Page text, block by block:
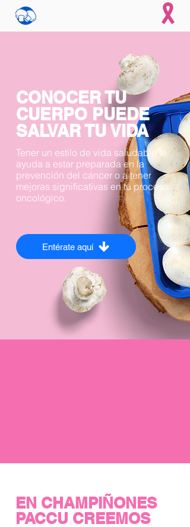
CONOCER TU
CUERPO PUEDE
SALVAR TU VIDA
Tener un estilo de vida saludable te
ayuda a estar preparada en la
prevención del cáncer o a tener
mejoras significativas en tu proceso
oncológico.
Entérate aquí
EN CHAMPIÑONES
PACCU CREEMOS